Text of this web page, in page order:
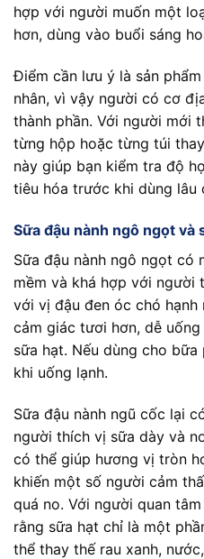
hợp với người muốn một
hơn, dùng vào buổi sáng
Điểm cần lưu ý là sản
nhân, vì vậy người có cơ
thành phần. Với người mới
từng hộp hoặc từng túi
này giúp bạn kiểm tra độ
tiêu hóa trước khi dùng lâu
Sữa đậu nành ngô ngọt và
Sữa đậu nành ngô ngọt có
mềm và khá hợp với người
với vị đậu đen óc chó
cảm giác tươi hơn, dễ
sữa hạt. Nếu dùng cho
khi uống lạnh.
Sữa đậu nành ngũ cốc lại
người thích vị sữa dày và
có thể giúp hương vị tròn
khiến một số người cảm
quá no. Với người quan tâm
rằng sữa hạt chỉ là một
thể thay thế rau xanh,